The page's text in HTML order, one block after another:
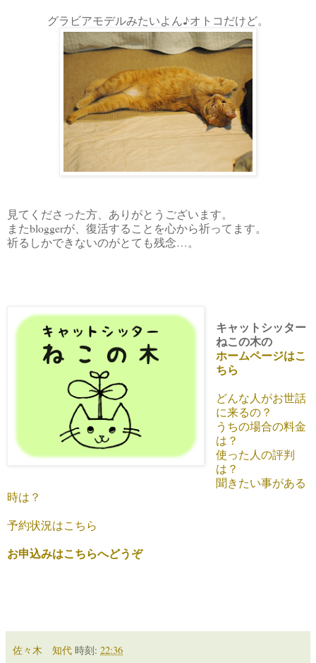
グラビアモデルみたいよん♪オトコだけど。
見てくださった方、ありがとうございます。
またbloggerが、復活することを心から祈ってます。
祈るしかできないのがとても残念…。
キャットシッター
ねこの木の
ホームページはこ
ちら
どんな人がお世話
に来るの？
うちの場合の料金
は？
使った人の評判
は？
聞きたい事がある
時は？
予約状況はこちら
お申込みはこちらへどうぞ
佐々木 知代 時刻: 22:36